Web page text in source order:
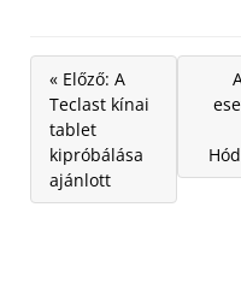
« Előző: A
Teclast kínai
tablet
kipróbálása
ajánlott